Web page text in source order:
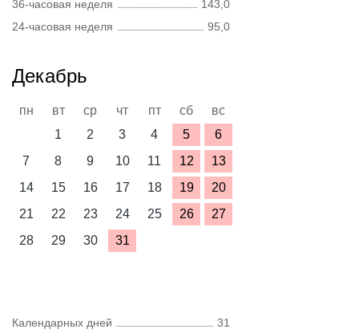
36-часовая неделя
143,0
24-часовая неделя
95,0
Декабрь
пн вт ср чт пт сб
вс
1
2 3 4 5
6
7
8 9 10 11 12
13
14
15 16 17 18 19
20
21
22 23 24 25 26
27
28
29 30 31
Календарных дней
31